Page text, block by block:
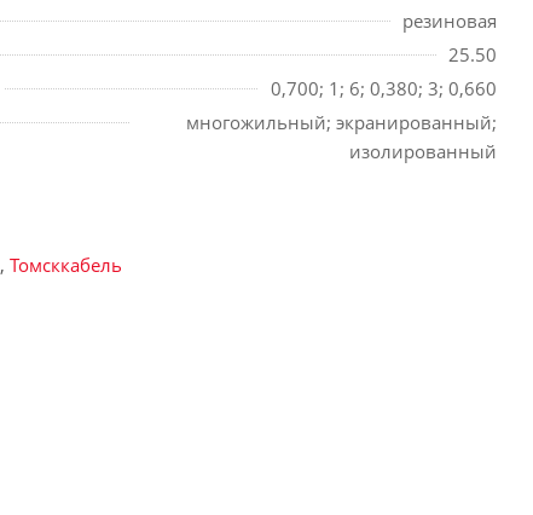
резиновая
25.50
0,700; 1; 6; 0,380; 3; 0,660
многожильный; экранированный;
изолированный
, Томсккабель